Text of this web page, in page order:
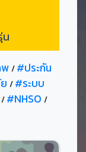
น
พ/#ประกัน
/#ระบบ
/#NHSO /